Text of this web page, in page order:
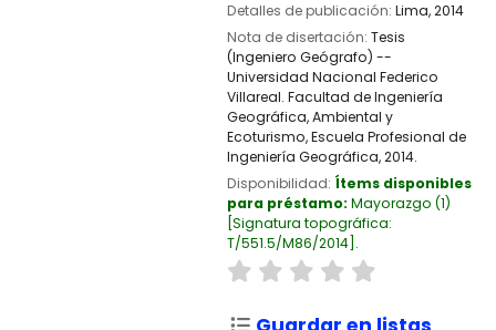
Detalles de publicación: Lima,2014
Nota de disertación: Tesis
(Ingeniero Geógrafo) --
Universidad Nacional Federico
Villareal. Facultad de Ingeniería
Geográfica, Ambiental y
Ecoturismo, Escuela Profesional de
Ingeniería Geográfica, 2014.
Disponibilidad: Ítems disponibles
para préstamo: Mayorazgo (1)
Signatura topográfica:
T/551.5/M86/2014 .